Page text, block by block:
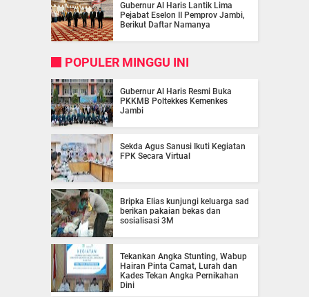
Gubernur Al Haris Lantik Lima
Pejabat Eselon II Pemprov Jambi,
Berikut Daftar Namanya
POPULER MINGGU INI
Gubernur Al Haris Resmi Buka
PKKMB Poltekkes Kemenkes
Jambi
Sekda Agus Sanusi Ikuti Kegiatan
FPK Secara Virtual
Bripka Elias kunjungi keluarga sad
berikan pakaian bekas dan
sosialisasi 3M
Tekankan Angka Stunting, Wabup
Hairan Pinta Camat, Lurah dan
Kades Tekan Angka Pernikahan
Dini